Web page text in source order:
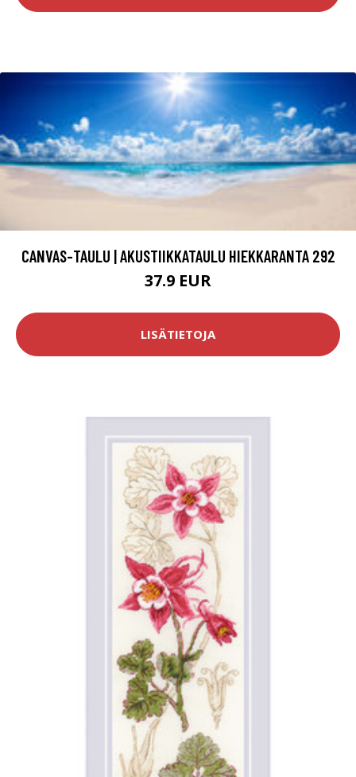
CANVAS-TAULU | AKUSTIIKKATAULU HIEKKARANTA 292
37.9 EUR
LISÄTIETOJA